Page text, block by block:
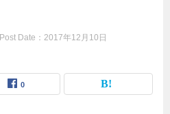
Post Date： 2017年12月10日
0